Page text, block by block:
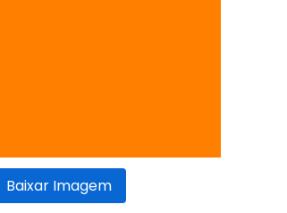
Baixar Imagem